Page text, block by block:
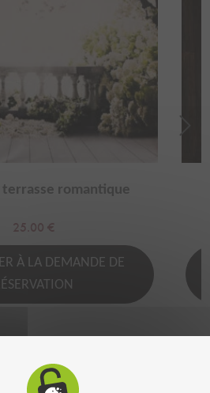
terrasse romantique
25.00 €
À LA DEMANDE DE